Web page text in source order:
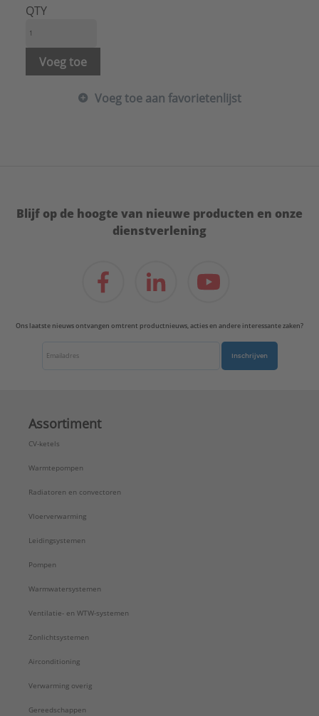
QTY
Voeg toe
Voeg toe aan favorietenlijst
Blijf op de hoogte van nieuwe producten en onze
dienstverlening
Ons laatste nieuws ontvangen omtrent productnieuws, acties en andere interessante zaken?
Inschrijven
Assortiment
CV-ketels
Warmtepompen
Radiatoren en convectoren
Vloerverwarming
Leidingsystemen
Pompen
Warmwatersystemen
Ventilatie- en WTW-systemen
Zonlichtsystemen
Airconditioning
Verwarming overig
Gereedschappen